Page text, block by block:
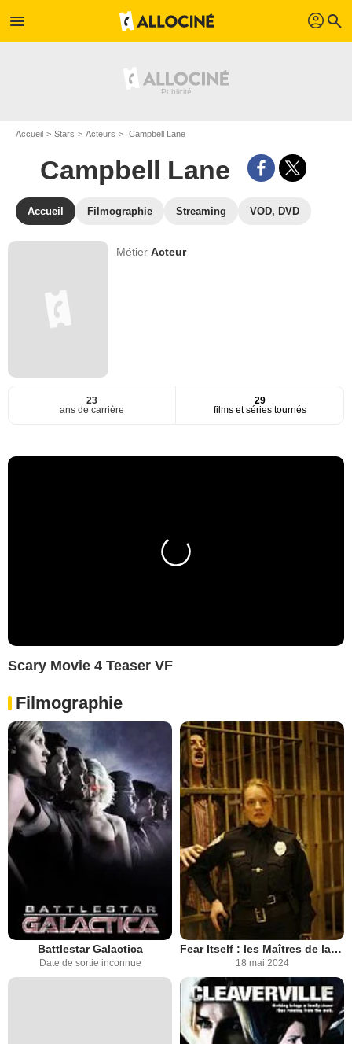
menu profil search
Accueil Stars Acteurs Campbell Lane
Campbell Lane
Accueil Filmographie Streaming VOD, DVD
MétierActeur
23
ans de carrière
29
films et séries tournés
Scary Movie 4 Teaser VF
Filmographie
Battlestar Galactica
Date de sortie inconnue
Fear Itself : les Maîtres de la peur
18 mai 2024